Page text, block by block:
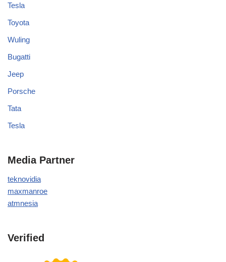
Tesla
Toyota
Wuling
Bugatti
Jeep
Porsche
Tata
Tesla
Media Partner
teknovidia
maxmanroe
atmnesia
Verified